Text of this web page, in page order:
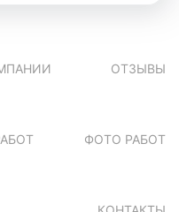
ОТЗЫВЫ
ФОТО РАБОТ